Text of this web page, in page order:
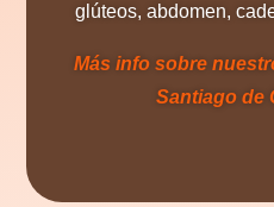
glúteos, abdomen,
Más info sobre
Santiago de